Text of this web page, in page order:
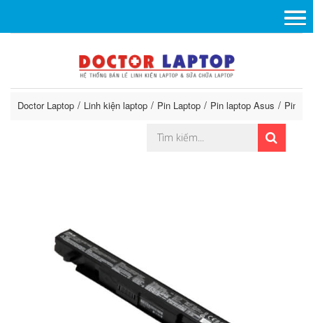
Doctor Laptop Linh kiện laptop Pin Laptop Pin laptop Asus Pin